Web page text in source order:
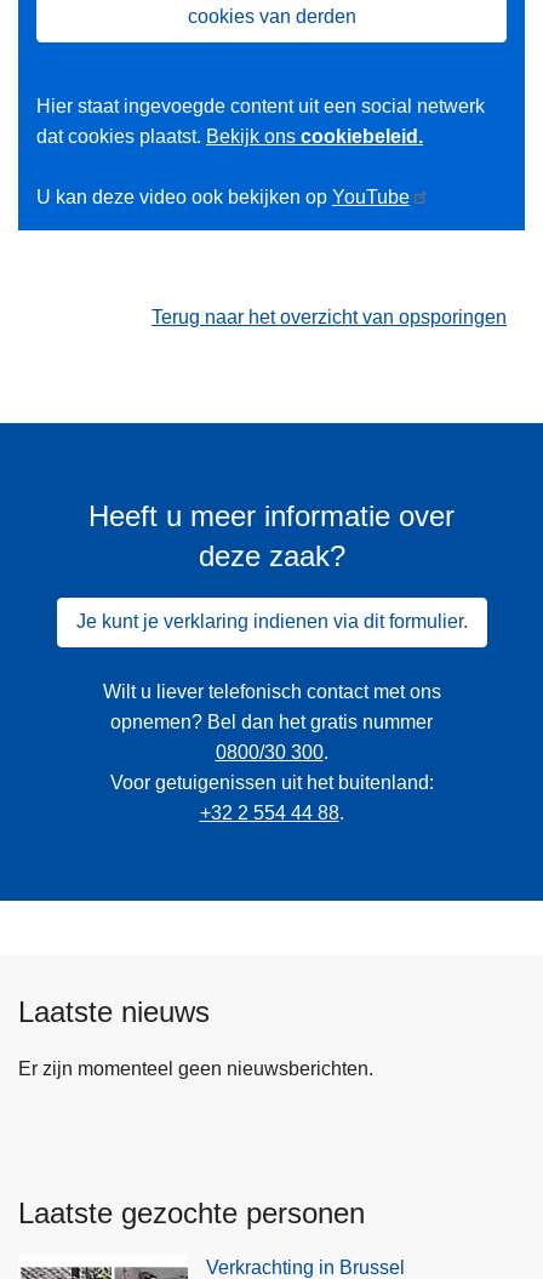
cookies van derden
Hier staat ingevoegde content uit een social netwerk
dat cookies plaatst. Bekijk ons cookiebeleid.
U kan deze video ook bekijken op YouTube
Terug naar het overzicht van opsporingen
Heeft u meer informatie over
deze zaak?
Je kunt je verklaring indienen via dit formulier.
Wilt u liever telefonisch contact met ons
opnemen? Bel dan het gratis nummer
0800/30 300.
Voor getuigenissen uit het buitenland:
+32 2 554 44 88.
Laatste nieuws
Er zijn momenteel geen nieuwsberichten.
Laatste gezochte personen
Verkrachting in Brussel